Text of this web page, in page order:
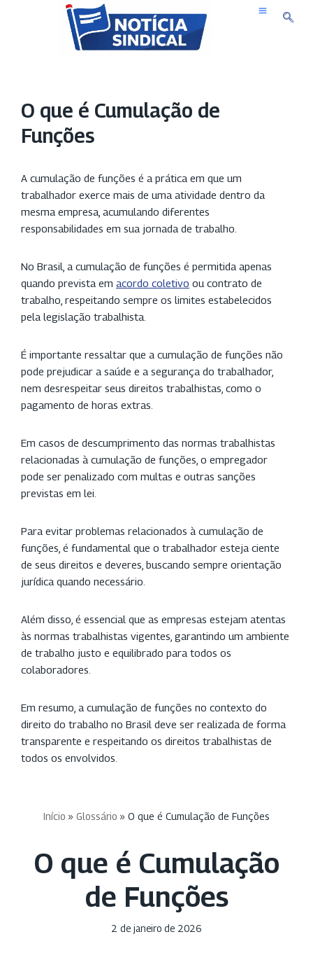
O que é Cumulação de
Funções
A cumulação de funções é a prática em que um
trabalhador exerce mais de uma atividade dentro da
mesma empresa, acumulando diferentes
responsabilidades em sua jornada de trabalho.
No Brasil, a cumulação de funções é permitida apenas
quando prevista em acordo coletivo ou contrato de
trabalho, respeitando sempre os limites estabelecidos
pela legislação trabalhista.
É importante ressaltar que a cumulação de funções não
pode prejudicar a saúde e a segurança do trabalhador,
nem desrespeitar seus direitos trabalhistas, como o
pagamento de horas extras.
Em casos de descumprimento das normas trabalhistas
relacionadas à cumulação de funções, o empregador
pode ser penalizado com multas e outras sanções
previstas em lei.
Para evitar problemas relacionados à cumulação de
funções, é fundamental que o trabalhador esteja ciente
de seus direitos e deveres, buscando sempre orientação
jurídica quando necessário.
Além disso, é essencial que as empresas estejam atentas
às normas trabalhistas vigentes, garantindo um ambiente
de trabalho justo e equilibrado para todos os
colaboradores.
Em resumo, a cumulação de funções no contexto do
direito do trabalho no Brasil deve ser realizada de forma
transparente e respeitando os direitos trabalhistas de
todos os envolvidos.
Início » Glossário » O que é Cumulação de Funções
O que é Cumulação
de Funções
2 de janeiro de 2026